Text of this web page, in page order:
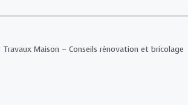
Maison – Conseils rénovation et bricolage